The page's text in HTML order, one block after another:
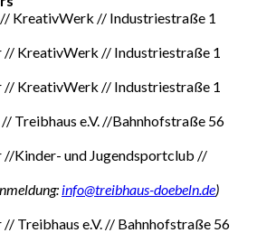
// KreativWerk // Industriestraße 1
// KreativWerk // Industriestraße 1
// KreativWerk // Industriestraße 1
Treibhaus e.V. //Bahnhofstraße 56
//Kinder- und Jugendsportclub //
info@treibhaus-doebeln.de)
Treibhaus e.V. // Bahnhofstraße 56